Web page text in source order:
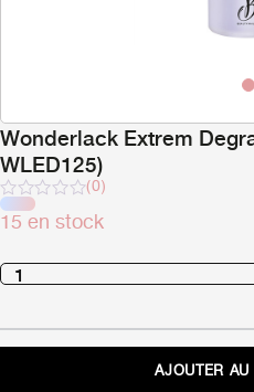
Wonderlack Extrem
WLED125)
Note
sur
(0)
15 en stock
AJOUTER AU